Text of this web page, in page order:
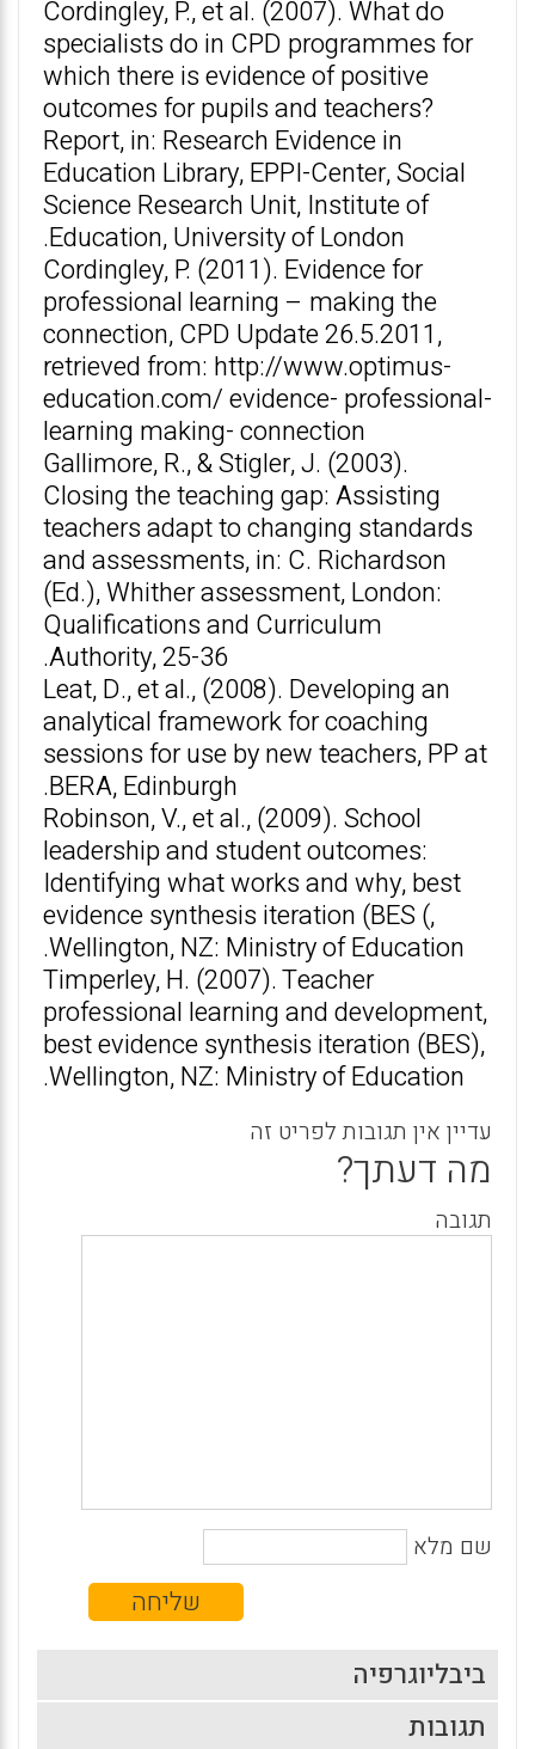
Cordingley, P., et al. (2007). What do
specialists do in CPD programmes for
which there is evidence of positive
outcomes for pupils and teachers?
Report, in: Research Evidence in
Education Library, EPPI-Center, Social
Science Research Unit, Institute of
Education, University of London.
Cordingley, P. (2011). Evidence for
professional learning – making the
connection, CPD Update 26.5.2011,
retrieved from: http://www.optimus-
education.com/ evidence- professional-
learning making- connection
Gallimore, R., & Stigler, J. (2003).
Closing the teaching gap: Assisting
teachers adapt to changing standards
and assessments, in: C. Richardson
(Ed.), Whither assessment, London:
Qualifications and Curriculum
Authority, 25-36.
Leat, D., et al., (2008). Developing an
analytical framework for coaching
sessions for use by new teachers, PP at
BERA, Edinburgh.
Robinson, V., et al., (2009). School
leadership and student outcomes:
Identifying what works and why, best
evidence synthesis iteration (BES (,
Wellington, NZ: Ministry of Education.
Timperley, H. (2007). Teacher
professional learning and development,
best evidence synthesis iteration (BES),
Wellington, NZ: Ministry of Education.
עדיין אין תגובות לפריט זה
מה דעתך?
תגובה
שם מלא
ביבליוגרפיה
תגובות